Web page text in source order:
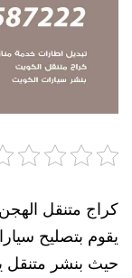
كراج متنقل
يقوم بتصليح
حيث بنشر متنقل